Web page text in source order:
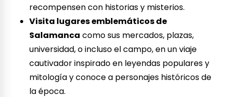
recompensen con historias y misterios.
Visita lugares emblemáticos de
Salamanca como sus mercados, plazas,
universidad, o incluso el campo, en un viaje
cautivador inspirado en leyendas populares y
mitología y conoce a personajes históricos de
la época.